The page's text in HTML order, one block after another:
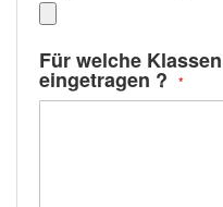
Für welche
eingetragen ?